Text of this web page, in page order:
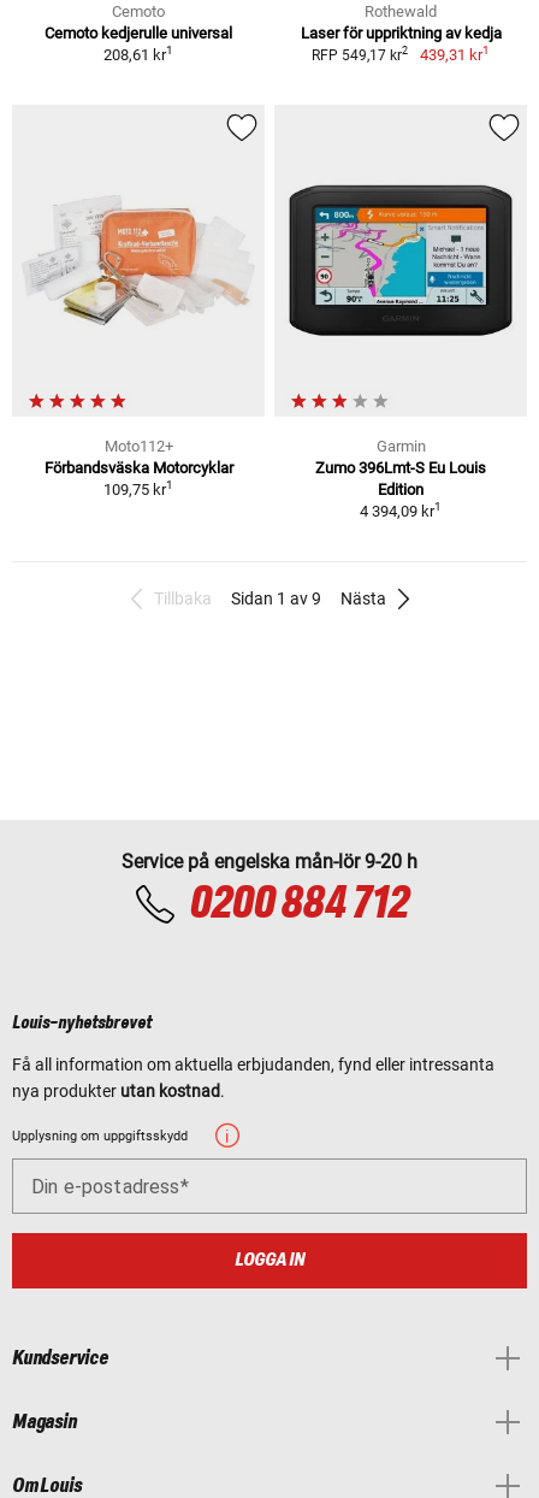
Cemoto
Cemoto kedjerulle universal
208,61 kr1
Rothewald
Laser för uppriktning av kedja
RFP 549,17 kr2 439,31 kr1
Moto112+
Förbandsväska Motorcyklar
109,75 kr1
Garmin
Zumo 396Lmt-S Eu Louis
Edition
4 394,09 kr1
Tillbaka Sidan 1 av 9 Nästa
Service på engelska mån-lör 9-20 h
0200 884 712
Louis-nyhetsbrevet
Få all information om aktuella erbjudanden, fynd eller intressanta
nya produkter utan kostnad.
Upplysning om uppgiftsskydd
Din e-postadress
LOGGA IN
Kundservice
Magasin
Om Louis